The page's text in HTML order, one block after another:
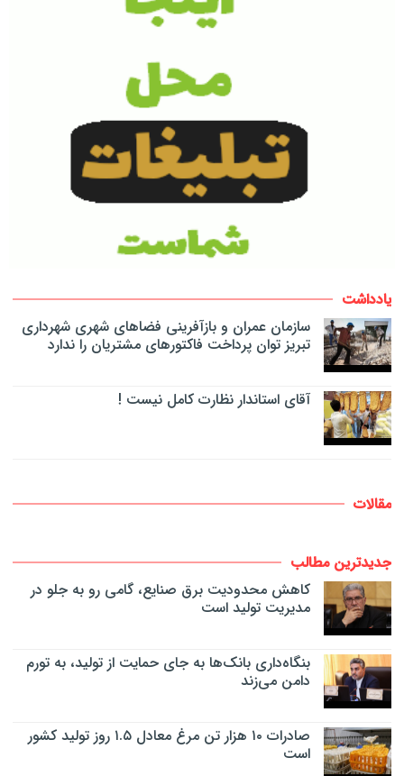
یادداشت
سازمان عمران و بازآفرینی فضاهای شهری شهرداری
تبریز توان پرداخت فاکتورهای مشتریان را ندارد
آقای استاندار نظارت کامل نیست !
مقالات
جدیدترین مطالب
کاهش محدودیت برق صنایع، گامی رو به جلو در
مدیریت تولید است
بنگاه‌داری بانک‌ها به جای حمایت از تولید، به تورم
دامن می‌زند
صادرات ۱۰ هزار تن مرغ معادل ۱.۵ روز تولید کشور
است